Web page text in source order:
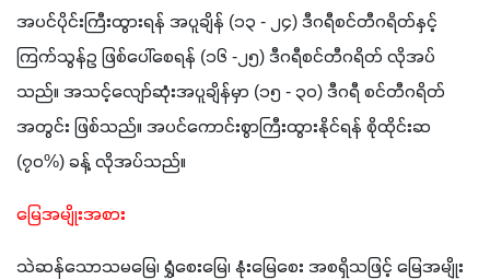
အပင်ပိုင်းကြီးထွားရန် အပူချိန် (၁၃ - ၂၄) ဒီဂရီစင်တီဂရိတ်နှင့်
ကြက်သွန်ဥ ဖြစ်ပေါ်စေရန် (၁၆ -၂၅) ဒီဂရီစင်တီဂရိတ် လိုအပ်
သည်။ အသင့်လျော်ဆုံးအပူချိန်မှာ (၁၅ - ၃၀) ဒီဂရီ စင်တီဂရိတ်
အတွင်း ဖြစ်သည်။ အပင်ကောင်းစွာကြီးထွားနိုင်ရန် စိုထိုင်းဆ
(၇၀%) ခန့် လိုအပ်သည်။
မြေအမျိုးအစား
သဲဆန်သောသမမြေ၊ ရွှံစေးမြေ၊ နုံးမြေစေး အစရှိသဖြင့် မြေအမျိုး